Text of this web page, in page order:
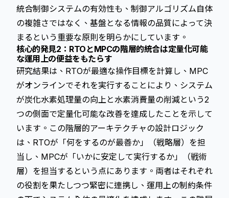
統合制御システムの有効性も、制御アルゴリズム自体
の複雑さではなく、基盤となる情報の品質によって決
まるという重要な原則を明らかにしています。
核心的発見2：RTOとMPCの階層的統合は定量化可能
な運用上の便益をもたらす
研究結果は、RTOが最適な操作目標を計算し、MPC
がオンラインでそれを実行することにより、システム
が炭化水素処理量の向上と水素消費量の削減という2
つの側面で定量化可能な改善を達成したことを示して
います。この階層的アーキテクチャの設計ロジック
は、RTOが「何をするのが最善か」（戦略層）を担
当し、MPCが「いかに安定して実行するか」（戦術
層）を担当するという点にあります。両者はそれぞれ
の役割を果たしつつ緊密に連携し、 運用上の制約条件